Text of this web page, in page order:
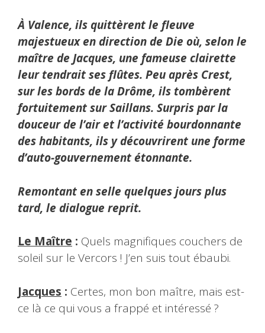
À Valence, ils quittèrent le fleuve
majestueux en direction de Die où, selon le
maître de Jacques, une fameuse clairette
leur tendrait ses flûtes. Peu après Crest,
sur les bords de la Drôme, ils tombèrent
fortuitement sur Saillans. Surpris par la
douceur de l’air et l’activité bourdonnante
des habitants, ils y découvrirent une forme
d’auto-gouvernement étonnante.
Remontant en selle quelques jours plus
tard, le dialogue reprit.
Le Maître : Quels magnifiques couchers de
soleil sur le Vercors ! J’en suis tout ébaubi.
Jacques : Certes, mon bon maître, mais est-
ce là ce qui vous a frappé et intéressé ?